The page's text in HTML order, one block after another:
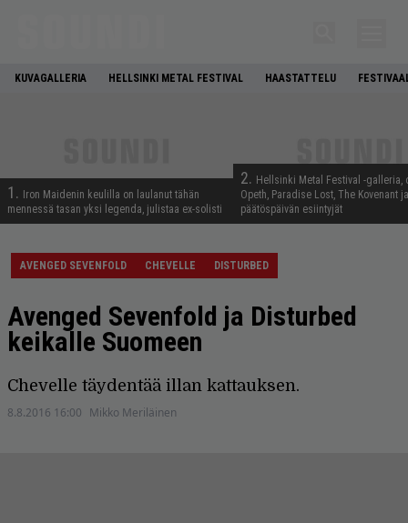
KUVAGALLERIA HELLSINKI METAL FESTIVAL HAASTATTELU
1.
Iron Maidenin keulilla on laulanut tähän
mennessä tasan yksi legenda, julistaa ex-solisti
2. Hellsinki Metal Festival -galleria,
Opeth, Paradise Lost, The Kovenant
päätöspäivän esiintyjät
AVENGED SEVENFOLD CHEVELLE DISTURBED
Avenged Sevenfold ja Disturbed
keikalle Suomeen
Chevelle täydentää illan kattauksen.
8.8.2016 16:00 Mikko Meriläinen